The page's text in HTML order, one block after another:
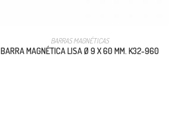
BARRAS MAGNÉTICAS
BARRA MAGNÉTICA LISA Ø 9 X 60 MM. K32-960